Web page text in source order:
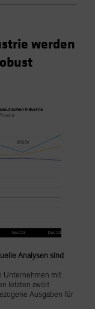
werden
Analysen sind
Unternehmen mit
letzten zwölf
Ausgaben für